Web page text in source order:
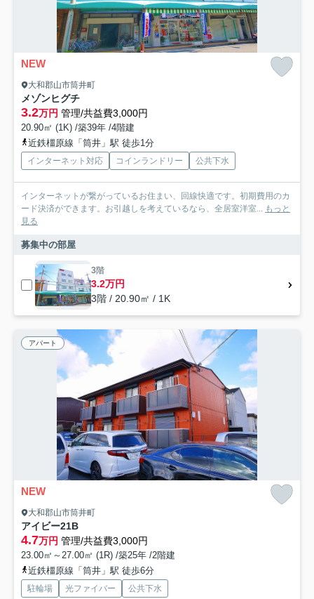
NEW
大和郡山市筒井町
メゾンヒグチ
3.2万円 管理/共益費3,000円
20.90㎡ (1K) /築39年 /4階建
近鉄橿原線「筒井」駅 徒歩1分
インターネット対応 コインランドリー 公共下水
インターネットが繋がっているお住まい、回線快適です。初期費用のカ
ード決済ができます。お引越しを考えているなら、全居室洋室... もっと
見る
募集中の部屋
3階
3.2万円
3階 / 20.90㎡ / 1K
アパート
NEW
大和郡山市筒井町
アイビー21B
4.7万円 管理/共益費3,000円
23.00㎡～27.00㎡ (1R) /築25年 /2階建
近鉄橿原線「筒井」駅 徒歩6分
駐輪場 光ファイバー 公共下水